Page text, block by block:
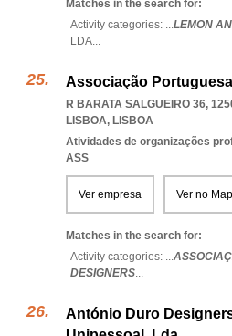
Matches in the search for:
Activity categories: ...LEMON
LDA...
Associação
R BARATA SALGUEIRO 36,
LISBOA, LISBOA
Atividades de organizações
ASS
Ver empresa Ver no
Matches in the search for:
Activity categories: ...
DESIGNERS...
António Duro